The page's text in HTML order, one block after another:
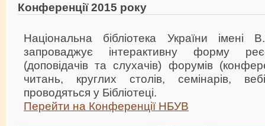
Конференції 2015 року
Національна бібліотека України імені
запроваджує інтерактивну форму
(доповідачів та слухачів) форумів
читань, круглих столів, семінарів,
проводяться у Бібліотеці.
Перейти на Конференції НБУВ